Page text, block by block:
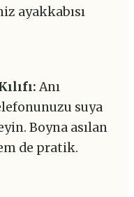
ayakkabısı
Anı
suya
Boyna asılan
de pratik.